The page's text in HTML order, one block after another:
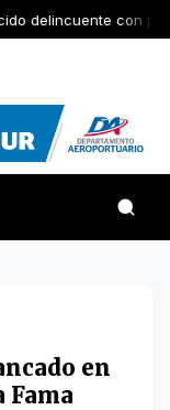
delincuente con
en
Fama